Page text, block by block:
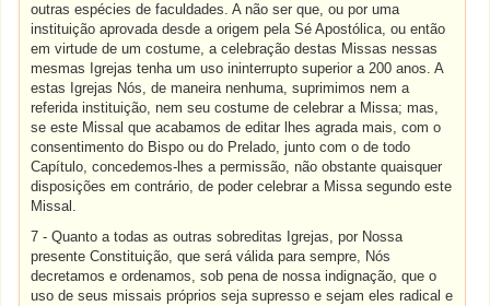
outras espécies de faculdades. A não ser que, ou por uma
instituição aprovada desde a origem pela Sé Apostólica, ou então
em virtude de um costume, a celebração destas Missas nessas
mesmas Igrejas tenha um uso ininterrupto superior a 200 anos. A
estas Igrejas Nós, de maneira nenhuma, suprimimos nem a
referida instituição, nem seu costume de celebrar a Missa; mas,
se este Missal que acabamos de editar lhes agrada mais, com o
consentimento do Bispo ou do Prelado, junto com o de todo
Capítulo, concedemos-lhes a permissão, não obstante quaisquer
disposições em contrário, de poder celebrar a Missa segundo este
Missal.
7 - Quanto a todas as outras sobreditas Igrejas, por Nossa
presente Constituição, que será válida para sempre, Nós
decretamos e ordenamos, sob pena de nossa indignação, que o
uso de seus missais próprios seja supresso e sejam eles radical e